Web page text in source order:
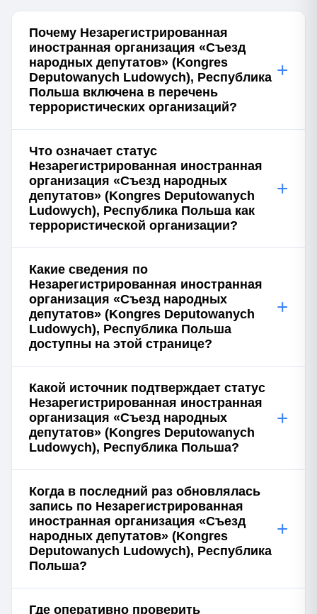
Почему Незарегистрированная
иностранная организация «Съезд
народных депутатов» (Kongres
Deputowanych Ludowych), Республика
Польша включена в перечень
террористических организаций?
+
Что означает статус
Незарегистрированная иностранная
организация «Съезд народных
депутатов» (Kongres Deputowanych
Ludowych), Республика Польша как
террористической организации?
+
Какие сведения по
Незарегистрированная иностранная
организация «Съезд народных
депутатов» (Kongres Deputowanych
Ludowych), Республика Польша
доступны на этой странице?
+
Какой источник подтверждает статус
Незарегистрированная иностранная
организация «Съезд народных
депутатов» (Kongres Deputowanych
Ludowych), Республика Польша?
+
Когда в последний раз обновлялась
запись по Незарегистрированная
иностранная организация «Съезд
народных депутатов» (Kongres
Deputowanych Ludowych), Республика
Польша?
+
Где оперативно проверить